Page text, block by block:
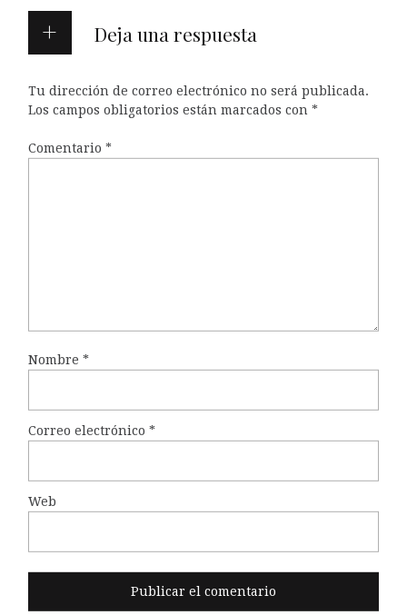
Deja una respuesta
Tu dirección de correo electrónico no será publicada.
Los campos obligatorios están marcados con *
Comentario *
Nombre *
Correo electrónico *
Web